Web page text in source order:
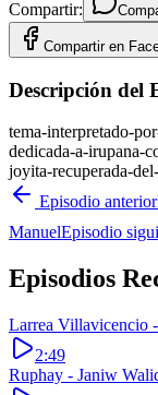
Compartir:
Compartir en
Descripción del
tema-interpretado-
dedicada-a-irupana-
joyita-recuperada-
Episodio anterior
ManuelEpisodio
Episodios
Larrea Villavicencio
2:49
Ruphay - Janiw